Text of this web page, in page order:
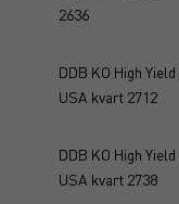
2636
DDB KO High Yield
USA kvart 2712
DDB KO High Yield
USA kvart 2738